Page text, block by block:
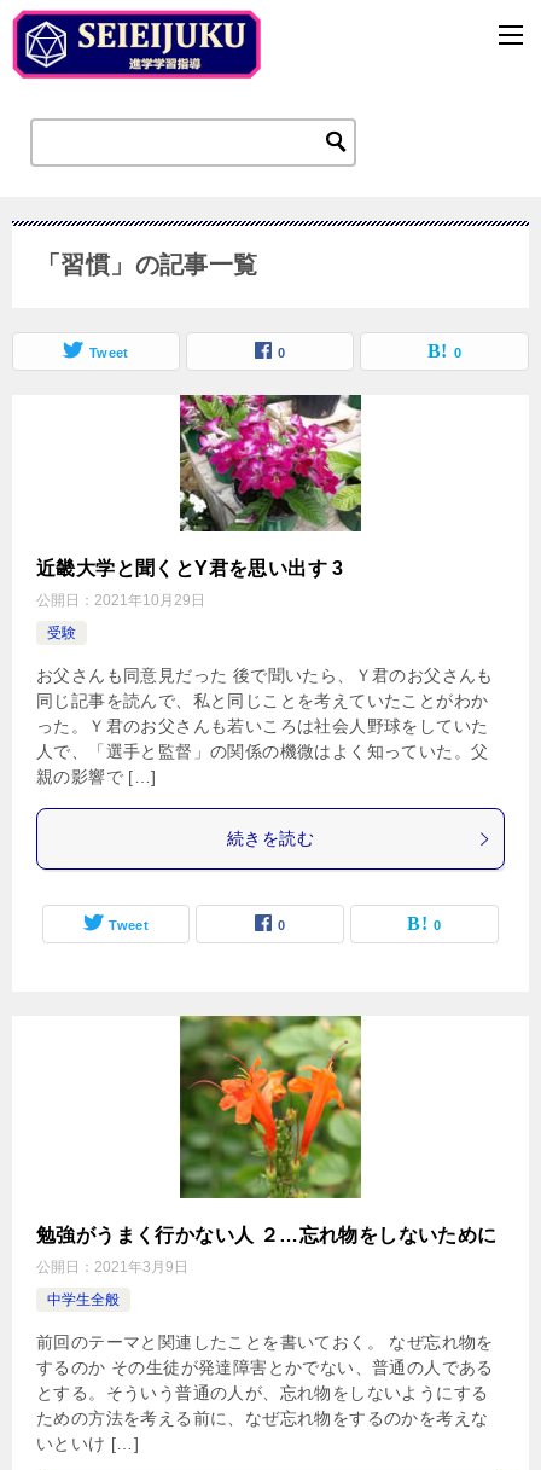
「習慣」の記事一覧
Tweet 0 0
近畿大学と聞くとY君を思い出す 3
公開日： 2021年10月29日
受験
お父さんも同意見だった 後で聞いたら、Ｙ君のお父さんも
同じ記事を読んで、私と同じことを考えていたことがわか
った。Ｙ君のお父さんも若いころは社会人野球をしていた
人で、「選手と監督」の関係の機微はよく知っていた。父
親の影響で […]
続きを読む
Tweet 0 0
勉強がうまく行かない人 ２…忘れ物をしないために
公開日： 2021年3月9日
中学生全般
前回のテーマと関連したことを書いておく。 なぜ忘れ物を
するのか その生徒が発達障害とかでない、普通の人である
とする。そういう普通の人が、忘れ物をしないようにする
ための方法を考える前に、なぜ忘れ物をするのかを考えな
いといけ […]